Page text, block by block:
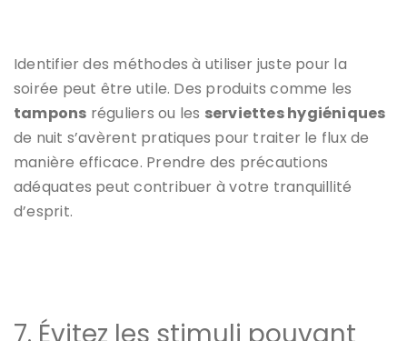
Identifier des méthodes à utiliser juste pour la
soirée peut être utile. Des produits comme les
tampons réguliers ou les serviettes hygiéniques
de nuit s’avèrent pratiques pour traiter le flux de
manière efficace. Prendre des précautions
adéquates peut contribuer à votre tranquillité
d’esprit.